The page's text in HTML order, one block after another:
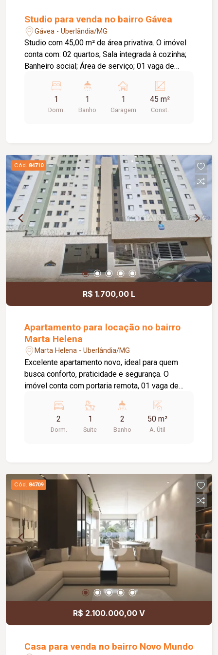
Studio para venda no bairro Gávea
Gávea - Uberlândia/MG
Studio com 45,00 m² de área privativa. O imóvel
conta com: 02 quartos; Sala integrada à cozinha;
Banheiro social; Área de serviço; 01 vaga de
moderno e funcional; Excelente aproveitamento
dos espaços; Condomínio moderno e seguro;
Localização privilegiada no Parque Una, com fácil
1
Dorm.
1
Banho
1
Garagem
45 m²
Const.
Cód. 84710
R$ 1.700,00 L
Apartamento para locação no bairro
Marta Helena
Marta Helena - Uberlândia/MG
Excelente apartamento novo, ideal para quem
busca conforto, praticidade e segurança. O
imóvel conta com portaria remota, 01 vaga de
02 ambientes, cozinha estilo americana planejada
com armários, área de serviço conjugada e hall de
acesso para 02 quartos, sendo 01 deles com
funcionalidade no dia a dia. Com piso em
cerâmica e aproximadamente 50,00 m² de área
privativa, este apartamento reúne um excelente
padrão de acabamento em um ambiente moderno
e bem distribuído. Agende sua visita e venha
conhecer essa excelente oportunidade de
locação!
2
Dorm.
1
Suite
2
Banho
50 m²
A. Útil
Cód. 84709
R$ 2.100.000,00 V
Casa para venda no bairro Novo Mundo